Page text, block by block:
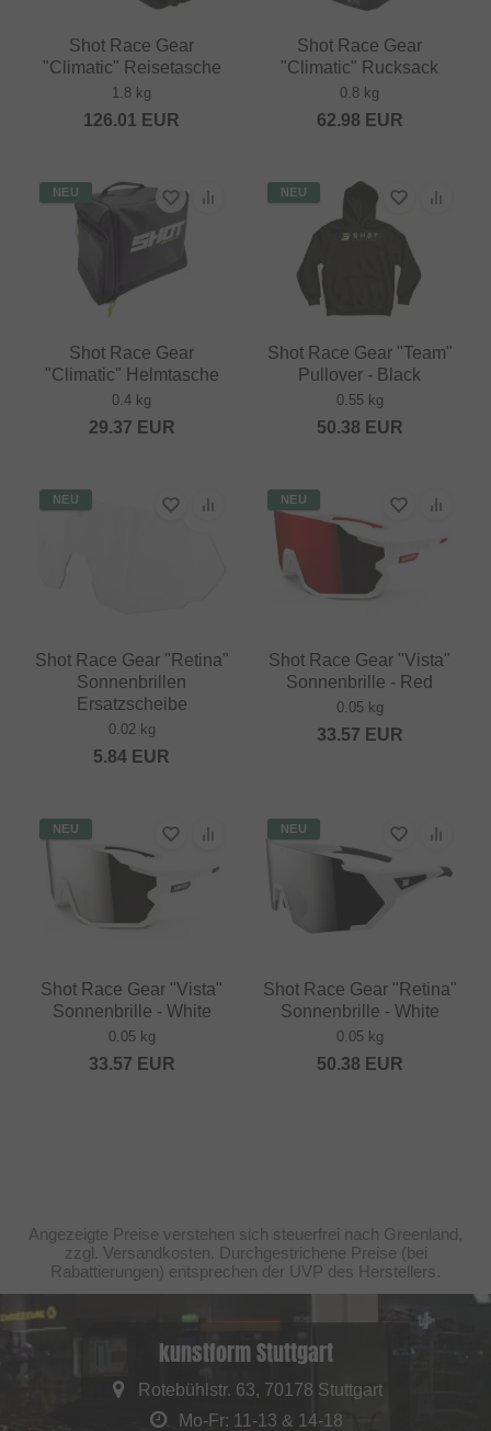
Shot Race Gear
"Climatic" Reisetasche
1.8 kg
126.01 EUR
Shot Race Gear
"Climatic" Rucksack
0.8 kg
62.98 EUR
NEU
Shot Race Gear
"Climatic" Helmtasche
0.4 kg
29.37 EUR
NEU
Shot Race Gear "Team"
Pullover - Black
0.55 kg
50.38 EUR
NEU
Shot Race Gear "Retina"
Sonnenbrillen
Ersatzscheibe
0.02 kg
5.84 EUR
NEU
Shot Race Gear "Vista"
Sonnenbrille - Red
0.05 kg
33.57 EUR
NEU
Shot Race Gear "Vista"
Sonnenbrille - White
0.05 kg
33.57 EUR
NEU
Shot Race Gear "Retina"
Sonnenbrille - White
0.05 kg
50.38 EUR
Angezeigte Preise verstehen sich steuerfrei nach Greenland,
zzgl. Versandkosten. Durchgestrichene Preise (bei
Rabattierungen) entsprechen der UVP des Herstellers.
kunstform Stuttgart
Rotebühlstr. 63, 70178 Stuttgart
Mo-Fr: 11-13 & 14-18